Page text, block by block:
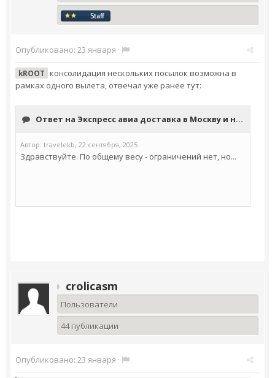
Опубликовано: 23 января ·
kROOT консолидация нескольких посылок возможна в
рамках одного вылета, отвечал уже ранее тут:
crolicasm
Пользователи
44 публикации
Опубликовано: 23 января ·